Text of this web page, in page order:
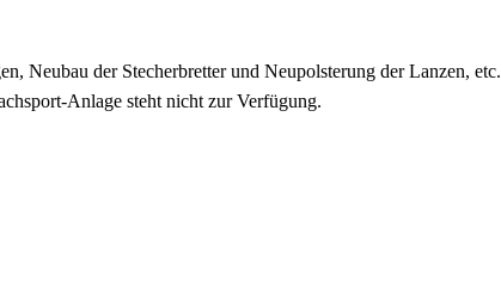
Neubau der Stecherbretter und Neupolsterung der Lanzen, etc.
Anlage steht nicht zur Verfügung.